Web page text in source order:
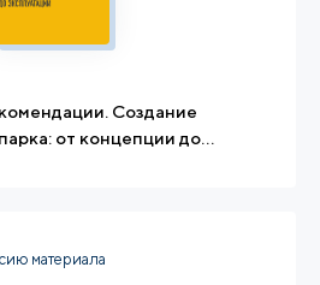
Создание
от концепции до
материала